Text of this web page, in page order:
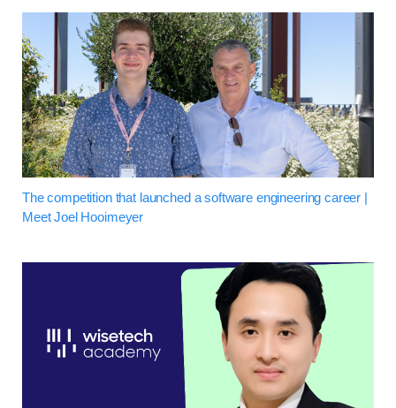
The competition that launched a software engineering career |
Meet Joel Hooimeyer